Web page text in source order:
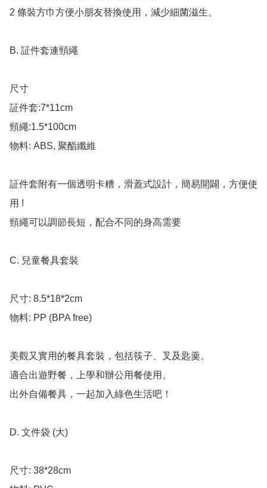
2 條裝方巾方便小朋友替換使用，減少細菌滋生。
B. 証件套連頸繩
尺寸
証件套:7*11cm
頸繩:1.5*100cm
物料: ABS, 聚酯纖維
証件套附有一個透明卡糟，滑蓋式設計，簡易開闢，方便使
用 !
頸繩可以調節長短，配合不同的身高需要
C. 兒童餐具套裝
尺寸: 8.5*18*2cm
物料: PP (BPA free)
美觀又實用的餐具套裝，包括筷子、叉及匙羹。
適合出遊野餐，上學和辦公用餐使用。
出外自備餐具，一起加入綠色生活吧！
D. 文件袋 (大)
尺寸: 38*28cm